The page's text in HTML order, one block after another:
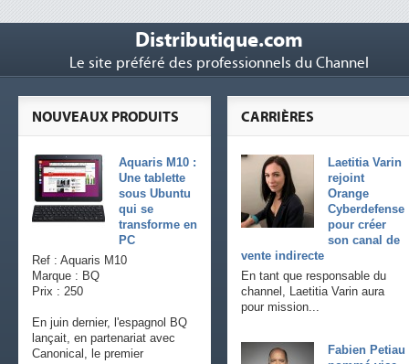
Distributique.com
Le site préféré des professionnels du Channel
CARRIÈRES
Laetitia Varin
rejoint
Orange
Cyberdefense
pour créer
son canal de
vente indirecte
En tant que responsable du
channel, Laetitia Varin aura
pour mission...
Fabien Petiau
NOUVEAUX PRODUITS
Aquaris M10 :
Une tablette
sous Ubuntu
qui se
transforme en
PC
Ref : Aquaris M10
Marque : BQ
Prix : 250
En juin dernier, l'espagnol BQ
lançait, en partenariat avec
Canonical, le premier